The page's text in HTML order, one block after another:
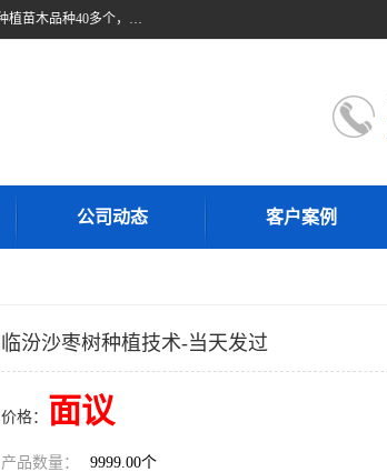
甘肃广恒源苗木农民合作社位于甘肃省临泽县，是一家从事苗木种植与销售的农民合作组织，合作社拥有苗木基地1500多亩，种植苗木品种40多个，年产各类苗木2000多万株。主营：白刺苗、红柳苗、梭梭苗等，我们以“种植一流的苗子，诚信经营”的经营理念，竭诚为每一位客户做优质的服务，欢迎来电咨询！
公司动态 客户案例
临汾沙枣树种植技术-当天发过
价格： 面议
产品数量： 9999.00个